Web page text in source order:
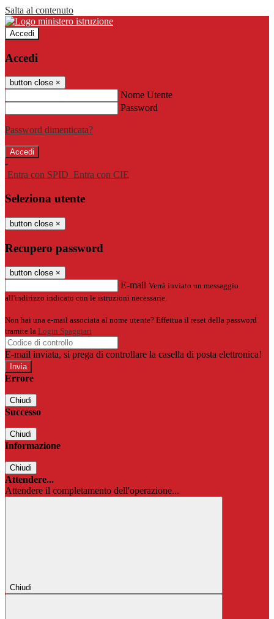
Salta al contenuto
Accedi
Accedi
button close ×
Nome Utente
Password
Password dimenticata?
-
Entra con SPID Entra con CIE
Seleziona utente
button close ×
Recupero password
button close ×
E-mail Verrà inviato un messaggio
all'indirizzo indicato con le istruzioni necessarie.
Non hai una e-mail associata al nome utente? Effettua il reset della password
tramite la Login Spaggiari
E-mail inviata, si prega di controllare la casella di posta elettronica!
Errore
Chiudi
Successo
Chiudi
Informazione
Chiudi
Attendere...
Attendere il completamento dell'operazione...
Chiudi